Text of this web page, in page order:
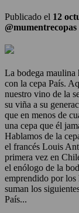
Publicado el 12
@mumentrecopas
La bodega maulina
con la cepa País.
nuestro vino de la
su viña a su
que en menos de
una cepa que él
Hablamos de la
el francés Louis
primera vez en
el enólogo de la
emprendido por
suman los
País...